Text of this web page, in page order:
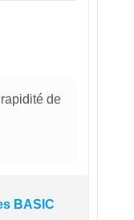
de
BASIC